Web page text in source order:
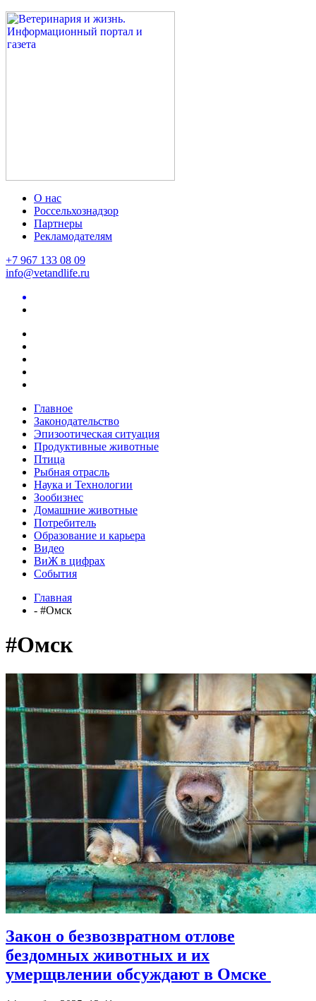
О нас
Россельхознадзор
Партнеры
Рекламодателям
+7 967 133 08 09
info@vetandlife.ru
Главное
Законодательство
Эпизоотическая ситуация
Продуктивные животные
Птица
Рыбная отрасль
Наука и Технологии
Зообизнес
Домашние животные
Потребитель
Образование и карьера
Видео
ВиЖ в цифрах
События
Главная
- #Омск
#Омск
Закон о безвозвратном отлове
бездомных животных и их
умерщвлении обсуждают в Омске